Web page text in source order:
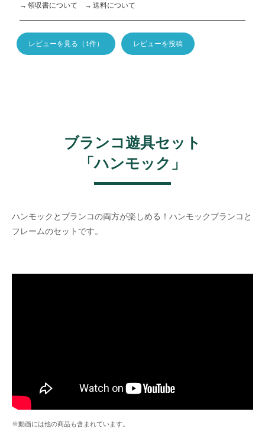
→ 領収書について → 送料について
レビューを見る（1件） レビューを投稿
ブランコ遊具セット
「ハンモック」
ハンモックとブランコの両方が楽しめる！ハンモックブランコと
フレームのセットです。
※動画には他の商品も含まれています。